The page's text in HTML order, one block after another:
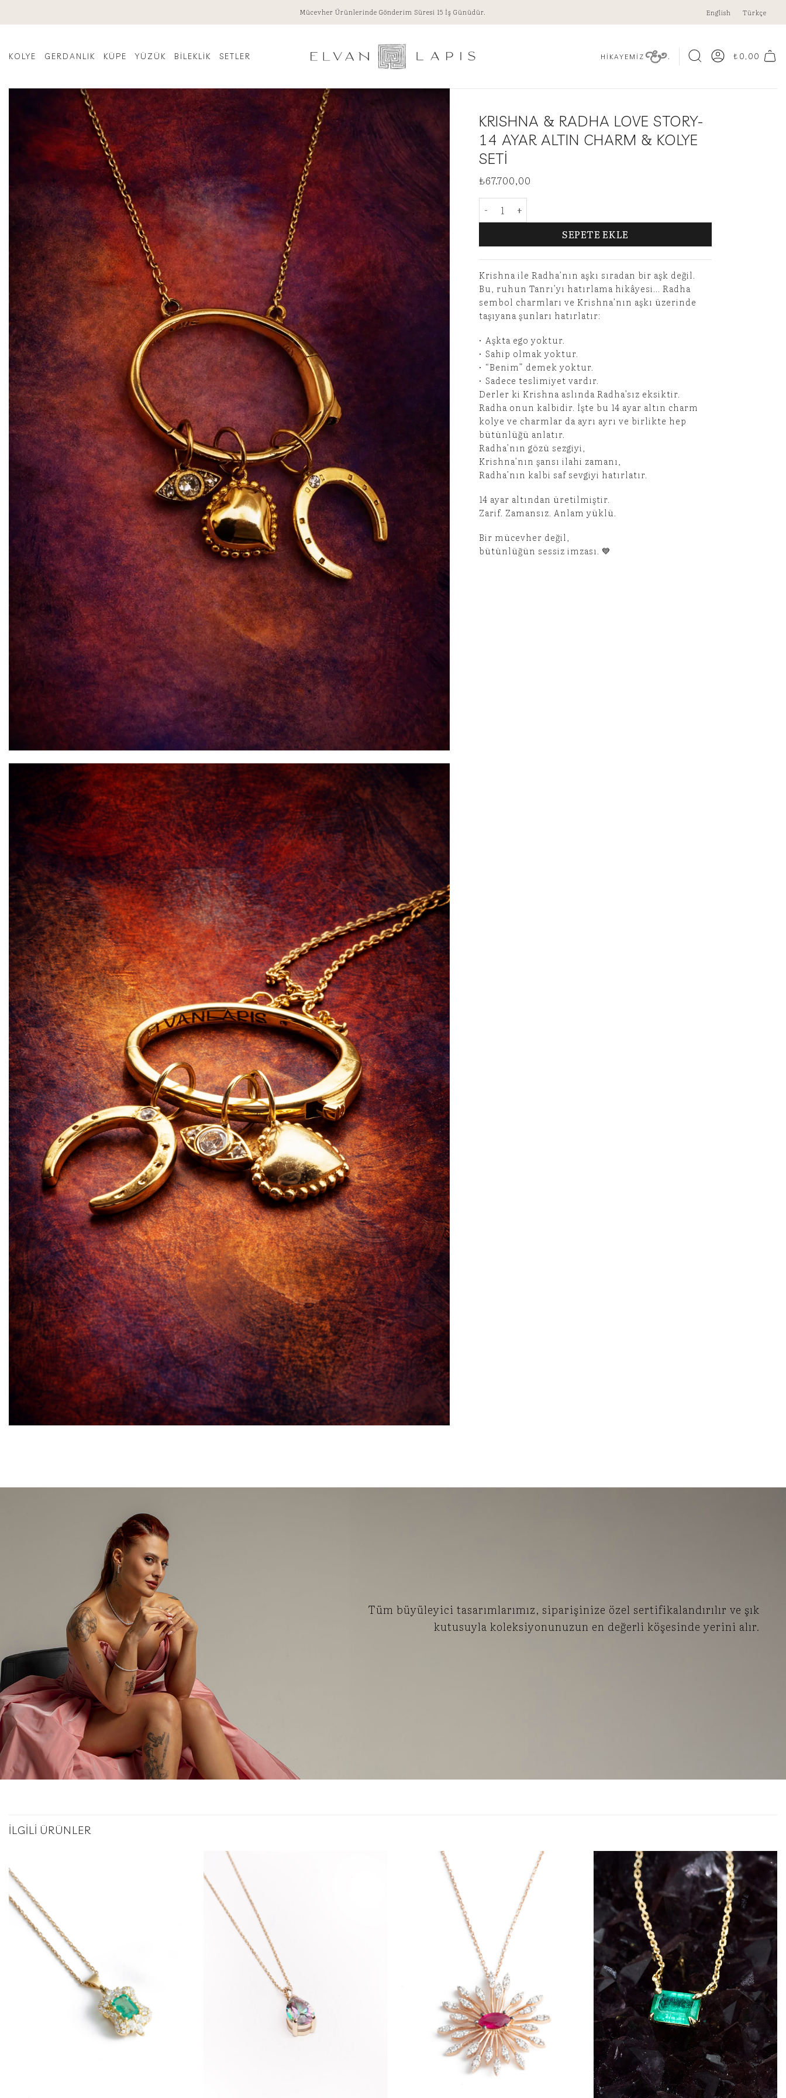
Mücevher Ürünlerinde Gönderim Süresi 15 İş Günüdür. English Türkçe
KOLYE GERDANLIK KÜPE YÜZÜK BILEKLIK SETLER HİKAYEMİZ . ₺ 0,00
KRISHNA & RADHA LOVE STORY-
14 AYAR ALTIN CHARM & KOLYE
SETİ
₺67.700,00
KRISHNA & RADHA LOVE STORY-14 AYAR ALTIN CHARM &
SEPETE EKLE
Krishna ile Radha’nın aşkı sıradan bir aşk değil.
Bu, ruhun Tanrı’yı hatırlama hikâyesi… Radha
sembol charmları ve Krishna’nın aşkı üzerinde
taşıyana şunları hatırlatır:
•⁠ ⁠Aşkta ego yoktur.
•⁠ ⁠Sahip olmak yoktur.
•⁠ ⁠“Benim” demek yoktur.
•⁠ ⁠Sadece teslimiyet vardır.
Derler ki Krishna aslında Radha’sız eksiktir.
Radha onun kalbidir. İşte bu 14 ayar altın charm
kolye ve charmlar da ayrı ayrı ve birlikte hep
bütünlüğü anlatır.
Radha’nın gözü sezgiyi,
Krishna’nın şansı ilahi zamanı,
Radha’nın kalbi saf sevgiyi hatırlatır.
14 ayar altından üretilmiştir.
Zarif. Zamansız. Anlam yüklü.
Bir mücevher değil,
bütünlüğün sessiz imzası. 💙
Tüm büyüleyici tasarımlarımız, siparişinize özel sertifikalandırılır ve şık
kutusuyla koleksiyonunuzun en değerli köşesinde yerini alır.
İLGILI ÜRÜNLER